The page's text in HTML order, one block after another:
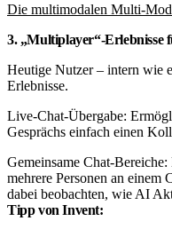
Die multimodalen Multi-
3. „Multiplayer“-Erlebnisse
Heutige Nutzer – intern wie
Erlebnisse.
Live-Chat-Übergabe:
Gesprächs einfach einen
Gemeinsame Chat-
mehrere Personen an einem
dabei beobachten, wie AI
Tipp von Invent: